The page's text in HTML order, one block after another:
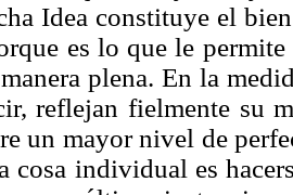
Idea constituye el
es lo que le
plena. En la
reflejan fielmente su
un mayor nivel de
cosa individual es